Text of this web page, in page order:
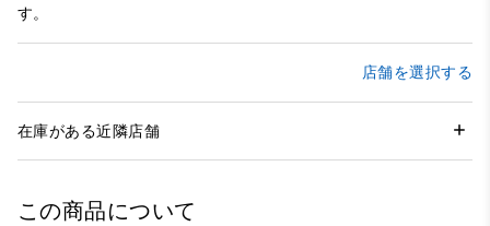
す。
店舗を選択する
在庫がある近隣店舗
この商品について